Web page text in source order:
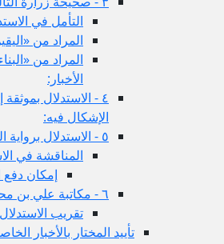
التأمل في
المراد من
المراد من
الأخبار:
٤ - الاستدلال
الإشكال فيه:
٥ - الاستدلال برواية الخصال و رواية اخرى:
المناقشة في
إمكان دفع
٦ - مكاتبة علي بن محمد القاساني:
تقريب
تأييد المختار بالأخبار